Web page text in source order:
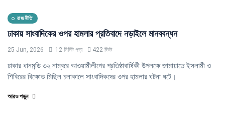
রাজনীতি
ঢাকায় সাংবাদিকের ওপর হামলার প্রতিবাদে নড়াইলে মানববন্ধন
25 Jun, 2026 12 মিনিট পড়া 422 ভিউ
ঢাকার ধানমন্ডি ৩২ নাম্বরে আওয়ামীলীগের প্রতিষ্ঠাবার্ষিকী উপলক্ষে জামায়াতে ইসলামী ও
শিবিরের বিক্ষোভ মিছিল চলাকালে সাংবাদিকদের ওপর হামলার ঘটনা ঘটে।
আরও পড়ুন